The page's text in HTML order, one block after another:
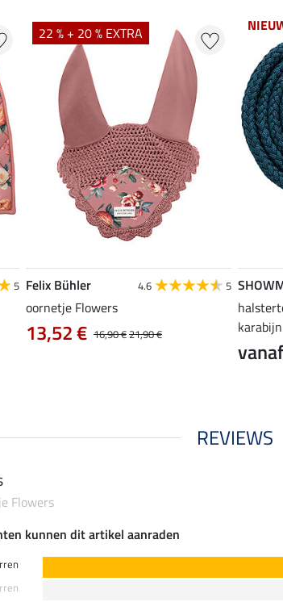
5
22 % + 20 % EXTRA
Felix Bühler 4.6 5
oornetje Flowers
16,90 €21,90 €
13,52 €
REVIEWS
Flowers
kunnen dit artikel aanraden